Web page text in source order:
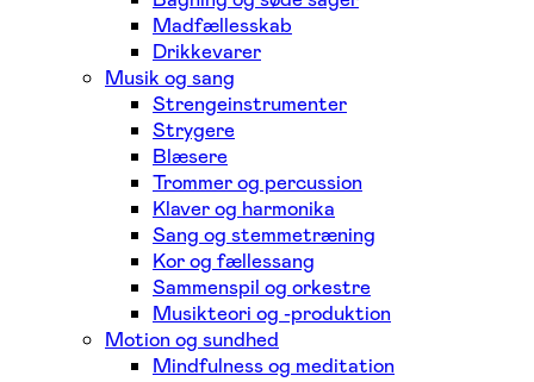
Madfællesskab
Drikkevarer
Musik og sang
Strengeinstrumenter
Strygere
Blæsere
Trommer og percussion
Klaver og harmonika
Sang og stemmetræning
Kor og fællessang
Sammenspil og orkestre
Musikteori og -produktion
Motion og sundhed
Mindfulness og meditation